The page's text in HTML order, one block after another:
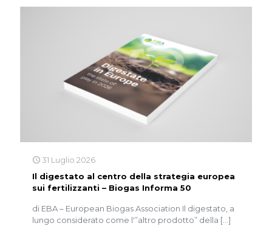
31 Luglio 2026
Il digestato al centro della strategia europea
sui fertilizzanti – Biogas Informa 50
di EBA – European Biogas Association Il digestato, a
lungo considerato come l'”altro prodotto” della […]